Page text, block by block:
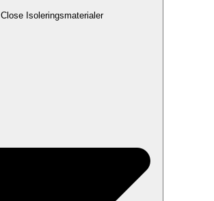
Close Isoleringsmaterialer